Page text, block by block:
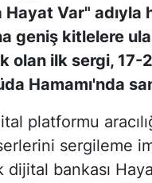
Hayat Var"
geniş kitlelere
olan ilk sergi, 17-
Hamamı'nda
platformu
sergileme
dijital bankası